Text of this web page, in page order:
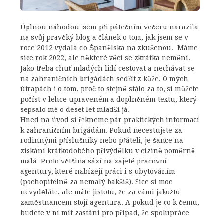
Úplnou náhodou jsem při pátečním večeru narazila
na svůj pravěký blog a článek o tom, jak jsem se v
roce 2012 vydala do Španělska na zkušenou. Máme
sice rok 2022, ale některé věci se zkrátka nemění.
Jako třeba chuť mladých lidí cestovat a nechávat se
na zahraničních brigádách sedřít z kůže. O mých
útrapách i o tom, proč to stejně stálo za to, si můžete
počíst v lehce upraveném a doplněném textu, který
sepsalo mé o deset let mladší já.
Hned na úvod si řekneme pár praktických informací
k zahraničním brigádám. Pokud necestujete za
rodinnými příslušníky nebo přáteli, je šance na
získání krátkodobého přivýdělku v cizině poměrně
malá. Proto většina sází na zajeté pracovní
agentury, které nabízejí práci i s ubytováním
(pochopitelně za nemalý bakšiš). Sice si moc
nevyděláte, ale máte jistotu, že za vámi jakožto
zaměstnancem stojí agentura. A pokud je co k čemu,
budete v ní mít zastání pro případ, že spolupráce